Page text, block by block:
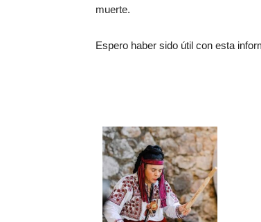
muerte.
Espero haber sido útil con esta